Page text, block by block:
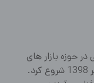
بازار های
، فعالیت خود را از تیر 1398 شروع کرد.